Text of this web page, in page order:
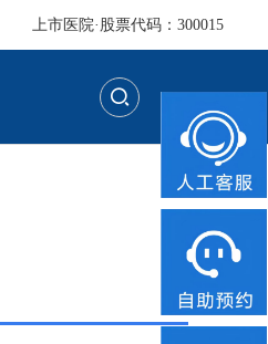
上市医院·股票代码：300015